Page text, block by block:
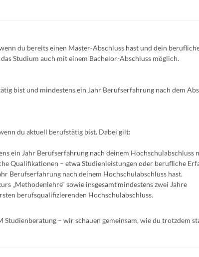
du bereits einen Master-Abschluss hast und dein
Studium auch mit einem Bachelor-Abschluss möglich.
bist und mindestens ein Jahr Berufserfahrung nach dem
du aktuell berufstätig bist. Dabei gilt:
ein Jahr Berufserfahrung nach deinem Hochschulabschluss
Qualifikationen – etwa Studienleistungen oder berufliche
Berufserfahrung nach deinem Hochschulabschluss hast.
„Methodenlehre“ sowie insgesamt mindestens zwei Jahre
berufsqualifizierenden Hochschulabschluss.
– wir schauen gemeinsam, wie du trotzdem